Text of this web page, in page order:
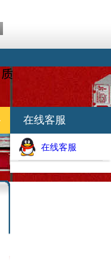
在线客服
在线客服